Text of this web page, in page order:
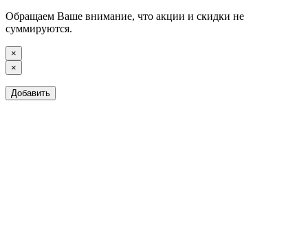
Обращаем Ваше внимание, что акции и скидки не
суммируются.
×
×
Добавить